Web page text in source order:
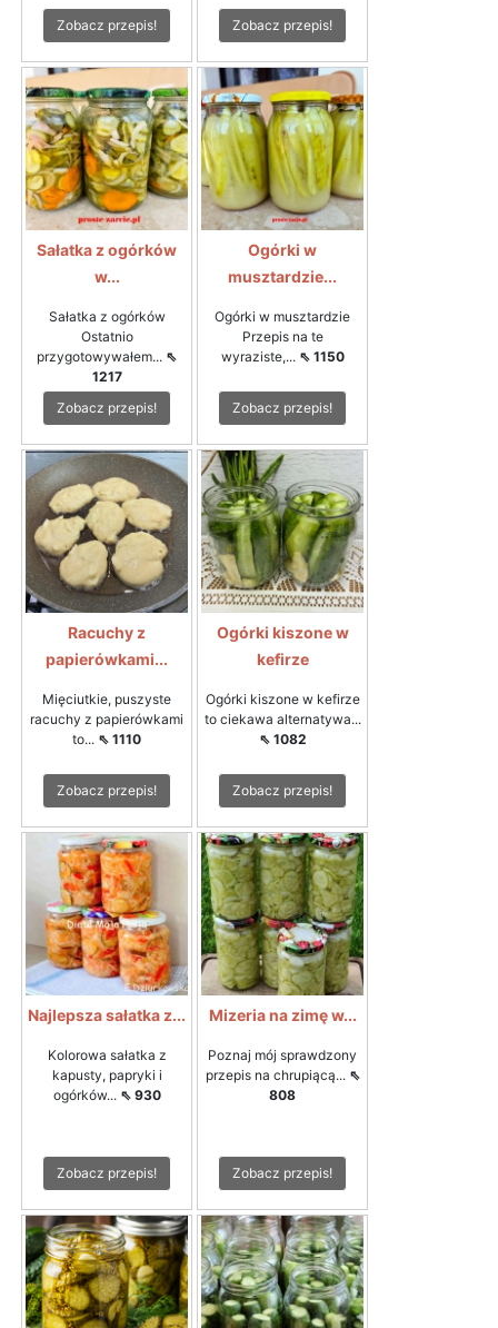
Zobacz przepis! Zobacz przepis!
Sałatka z ogórków
w...
Sałatka z ogórków
Ostatnio
przygotowywałem... ⇖
1217
Zobacz przepis!
Ogórki w
musztardzie...
Ogórki w musztardzie
Przepis na te
wyraziste,... ⇖ 1150
Zobacz przepis!
Racuchy z
papierówkami...
Mięciutkie, puszyste
racuchy z papierówkami
to... ⇖ 1110
Zobacz przepis!
Ogórki kiszone w
kefirze
Ogórki kiszone w kefirze
to ciekawa alternatywa...
⇖ 1082
Zobacz przepis!
Najlepsza sałatka z...
Kolorowa sałatka z
kapusty, papryki i
ogórków... ⇖ 930
Zobacz przepis!
Mizeria na zimę w...
Poznaj mój sprawdzony
przepis na chrupiącą... ⇖
808
Zobacz przepis!